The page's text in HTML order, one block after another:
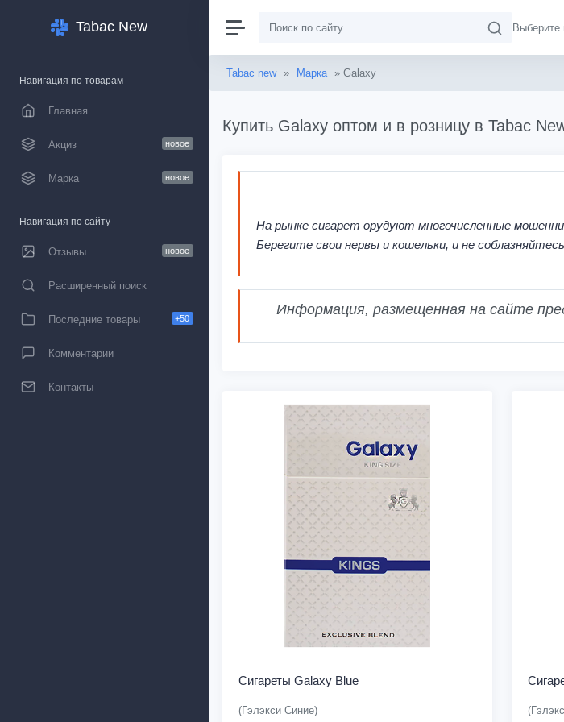
Tabac New
Навигация по товарам
Главная
Акциз новое
Марка новое
Навигация по сайту
Отзывы новое
Расширенный поиск
Последние товары +50
Комментарии
Контакты
Выберите
Tabac new » Марка » Galaxy
Купить Galaxy оптом и в розницу в Tabac
На рынке сигарет орудуют многочисленные
Берегите свои нервы и кошельки, и не
Информация, размещенная на сайте
Сигареты Galaxy Blue
(Гэлэкси Синие)